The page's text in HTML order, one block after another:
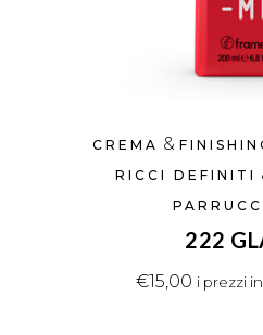
CREMA &
RICCI DEFINITI
222
€15,00 i prezzi